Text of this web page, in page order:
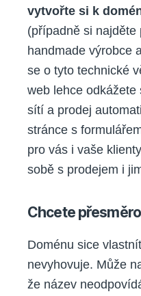
vytvořte si k
(případně si najděte
handmade výrobce
se o tyto technické
web lehce odkážete
sítí a prodej
stránce s
pro vás i vaše
sobě s prodejem i
Chcete
Doménu sice
nevyhovuje. Může
že název